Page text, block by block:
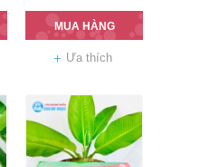
MUA HÀNG
Ưa thích